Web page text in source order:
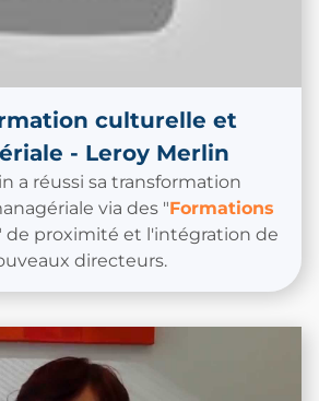
culturelle et
- Leroy Merlin
a réussi sa transformation
via des "Formations
de proximité et l'intégration de
directeurs.